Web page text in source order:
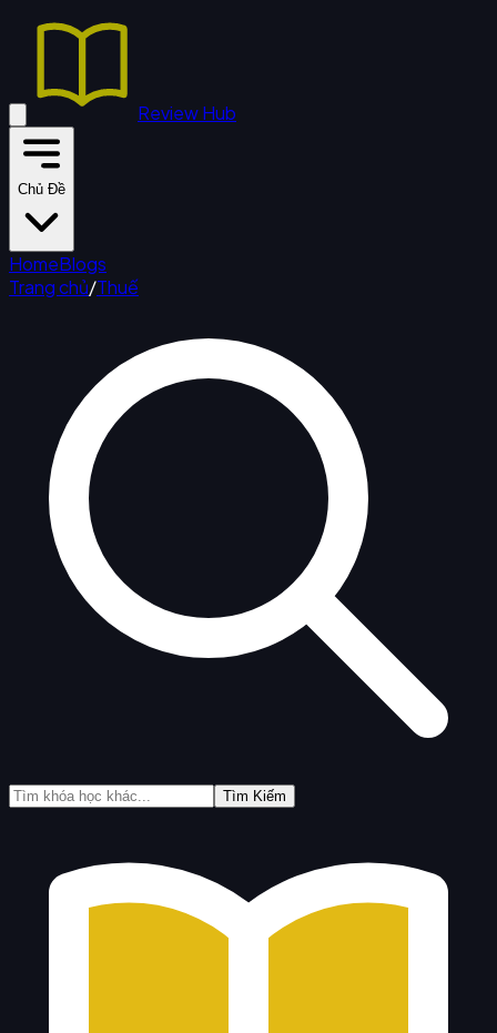
Review Hub
Chủ Đề
HomeBlogs
Trang chủ/Thuế
Tìm Kiếm